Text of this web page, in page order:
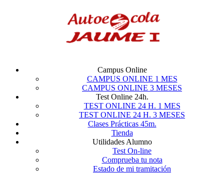
Campus Online
CAMPUS ONLINE 1 MES
CAMPUS ONLINE 3 MESES
Test Online 24h.
TEST ONLINE 24 H. 1 MES
TEST ONLINE 24 H. 3 MESES
Clases Prácticas 45m.
Tienda
Utilidades Alumno
Test On-line
Comprueba tu nota
Estado de mi tramitación